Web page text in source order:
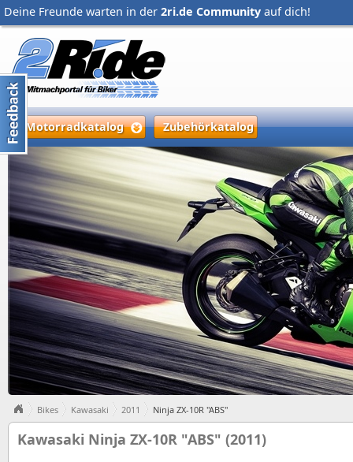
Deine Freunde warten in der 2ri.de Community auf dich!
Motorradkatalog Zubehörkatalog
Bikes Kawasaki 2011 Ninja ZX-10R "ABS"
Kawasaki Ninja ZX-10R "ABS" (2011)